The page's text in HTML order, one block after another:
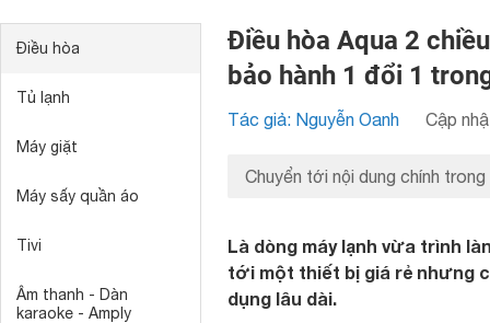
Điều hòa
Tủ lạnh
Máy giặt
Máy sấy quần áo
Tivi
Âm thanh - Dàn
karaoke - Amply
Điều hòa Aqua 2
bảo hành 1 đổi 1
Tác giả: Nguyễn Oanh Cập
Chuyển tới nội dung chính trong
Là dòng máy lạnh vừa trình
tới một thiết bị giá rẻ nhưng
dụng lâu dài.